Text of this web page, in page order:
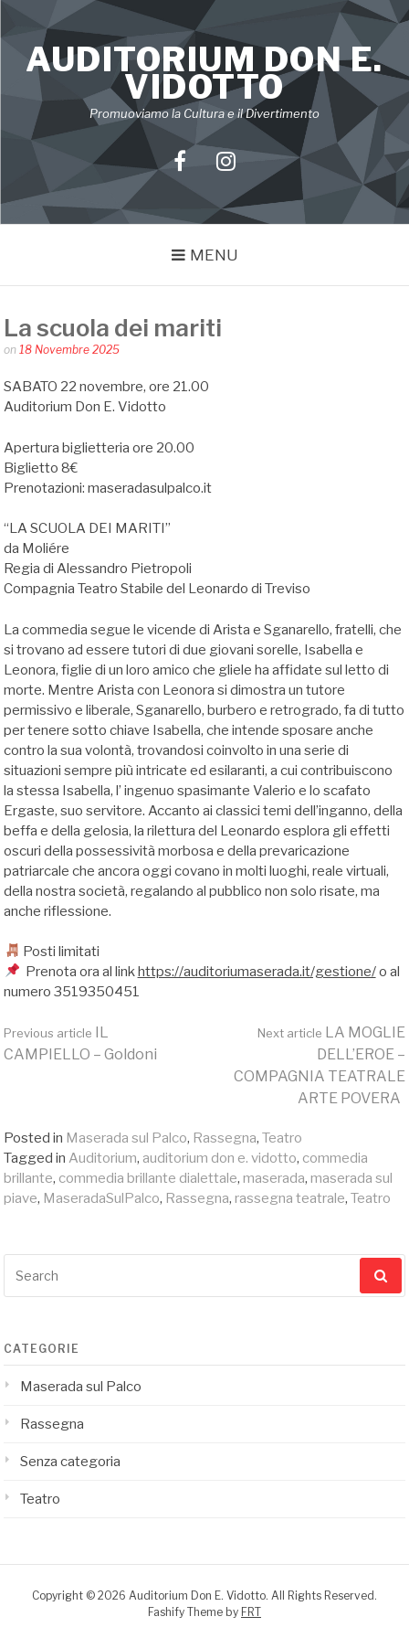
contentAUDITORIUM DON E.
VIDOTTO
Promuoviamo la Cultura e il Divertimento
FacebookInstagram
MENU
La scuola dei mariti
Posted
Silvia
Bin
on18 Novembre 2025
SABATO 22 novembre, ore 21.00
Auditorium Don E. Vidotto
Apertura biglietteria ore 20.00
Biglietto 8€
Prenotazioni: maseradasulpalco.it
“LA SCUOLA DEI MARITI”
da Moliére
Regia di Alessandro Pietropoli
Compagnia Teatro Stabile del Leonardo di Treviso
La commedia segue le vicende di Arista e Sganarello, fratelli, che
si trovano ad essere tutori di due giovani sorelle, Isabella e
Leonora, figlie di un loro amico che gliele ha affidate sul letto di
morte. Mentre Arista con Leonora si dimostra un tutore
permissivo e liberale, Sganarello, burbero e retrogrado, fa di tutto
per tenere sotto chiave Isabella, che intende sposare anche
contro la sua volontà, trovandosi coinvolto in una serie di
situazioni sempre più intricate ed esilaranti, a cui contribuiscono
la stessa Isabella, l’ ingenuo spasimante Valerio e lo scafato
Ergaste, suo servitore. Accanto ai classici temi dell’inganno, della
beffa e della gelosia, la rilettura del Leonardo esplora gli effetti
oscuri della possessività morbosa e della prevaricazione
patriarcale che ancora oggi covano in molti luoghi, reale virtuali,
della nostra società, regalando al pubblico non solo risate, ma
anche riflessione.
Posti limitati
Prenota ora al link https://auditoriumaserada.it/gestione/o al
numero 3519350451
Continue
Previous article IL
CAMPIELLO – Goldoni
Next article LA MOGLIE
DELL’EROE –
COMPAGNIA TEATRALE
ARTE POVERA
Posted in Maserada sul Palco, Rassegna,Teatro
Tagged in Auditorium, auditorium don e. vidotto, commedia
brillante, commedia brillante dialettale,maserada,maserada sul
piave, MaseradaSulPalco, Rassegna,rassegna teatrale,Teatro
for:
CATEGORIE
Maserada sul Palco
Rassegna
Senza categoria
Teatro
Copyright © 2026 Auditorium Don E. Vidotto. All Rights Reserved.
Fashify Theme by FRT